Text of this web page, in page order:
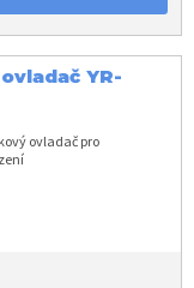
YR-
ovladač pro